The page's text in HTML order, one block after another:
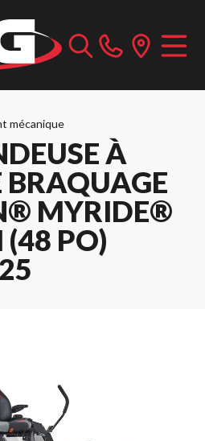
mécanique
À
BRAQUAGE
MYRIDE®
(48 PO)